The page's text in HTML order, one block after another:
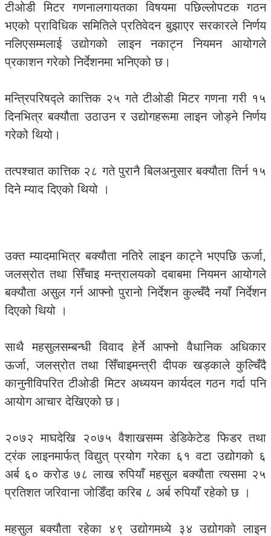
टीओडी मिटर गणनालगायतका विषयमा पछिल्लोपटक गठन
भएको प्राविधिक समितिले प्रतिवेदन बुझाएर सरकारले निर्णय
नलिएसम्मलाई उद्योगको लाइन नकाट्न नियमन आयोगले
प्रकाशन गरेको निर्देशनमा भनिएको छ।
मन्त्रिपरिषद्ले कात्तिक २५ गते टीओडी मिटर गणना गरी १५
दिनभित्र बक्यौता उठाउन र उद्योगहरूमा लाइन जोड्ने निर्णय
गरेको थियो।
तत्पश्चात कात्तिक २८ गते पुरानै बिलअनुसार बक्यौता तिर्न १५
दिने म्याद दिएको थियो ।
उक्त म्यादमाभित्र बक्यौता नतिरे लाइन काट्ने भएपछि ऊर्जा,
जलस्रोत तथा सिँचाइ मन्त्रालयको दबाबमा नियमन आयोगले
बक्यौता असुल गर्न आफ्नो पुरानो निर्देशन कुल्चँदै नयाँ निर्देशन
दिएको थियो ।
साथै महसुलसम्बन्धी विवाद हेर्ने आफ्नो वैधानिक अधिकार
ऊर्जा, जलस्रोत तथा सिँचाइमन्त्री दीपक खड्काले कुल्चिँदै
कानुनीविपरित टीओडी मिटर अध्ययन कार्यदल गठन गर्दा पनि
आयोग आचार देखिएको छ।
२०७२ माघदेखि २०७५ वैशाखसम्म डेडिकेटेड फिडर तथा
ट्रंक लाइनमार्फत् विद्युत् प्रयोग गरेका ६१ वटा उद्योगको ६
अर्ब ६० करोड ७८ लाख रुपियाँ महसुल बक्यौता त्यसमा २५
प्रतिशत जरिवाना जोडिँदा करिब ८ अर्ब रुपियाँ रहेको छ ।
महसुल बक्यौता रहेका ४९ उद्योगमध्ये ३४ उद्योगको लाइन